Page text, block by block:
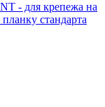
- для крепежа на
стандарта